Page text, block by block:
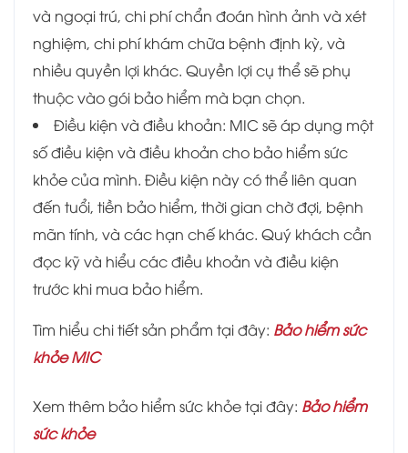
và ngoại trú, chi phí chẩn đoán hình ảnh và xét
nghiệm, chi phí khám chữa bệnh định kỳ, và
nhiều quyền lợi khác. Quyền lợi cụ thể sẽ phụ
thuộc vào gói bảo hiểm mà bạn chọn.
Điều kiện và điều khoản: MIC sẽ áp dụng một
số điều kiện và điều khoản cho bảo hiểm sức
khỏe của mình. Điều kiện này có thể liên quan
đến tuổi, tiền bảo hiểm, thời gian chờ đợi, bệnh
mãn tính, và các hạn chế khác. Quý khách cần
đọc kỹ và hiểu các điều khoản và điều kiện
trước khi mua bảo hiểm.
Tìm hiểu chi tiết sản phẩm tại đây: Bảo hiểm sức
khỏe MIC
Xem thêm bảo hiểm sức khỏe tại đây: Bảo hiểm
sức khỏe